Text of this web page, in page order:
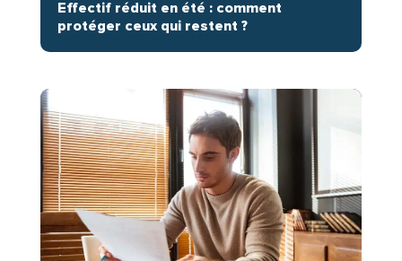
Effectif réduit en été : comment
protéger ceux qui restent ?